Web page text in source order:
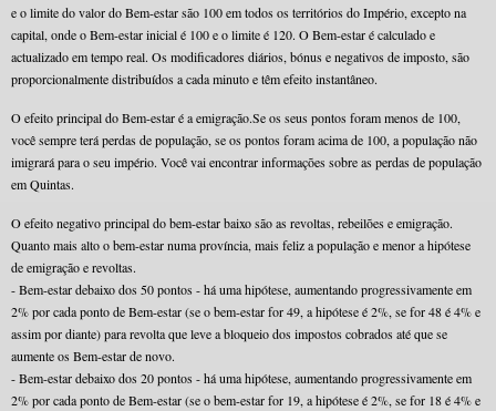
e o limite do valor do Bem-estar são 100 em todos os territórios do Império, excepto na
capital, onde o Bem-estar inicial é 100 e o limite é 120. O Bem-estar é calculado e
actualizado em tempo real. Os modificadores diários, bónus e negativos de imposto, são
proporcionalmente distribuídos a cada minuto e têm efeito instantâneo.
O efeito principal do Bem-estar é a emigração.Se os seus pontos foram menos de 100,
você sempre terá perdas de população, se os pontos foram acima de 100, a população não
imigrará para o seu império. Você vai encontrar informações sobre as perdas de população
em Quintas.
O efeito negativo principal do bem-estar baixo são as revoltas, rebeilões e emigração.
Quanto mais alto o bem-estar numa província, mais feliz a população e menor a hipótese
de emigração e revoltas.
- Bem-estar debaixo dos 50 pontos - há uma hipótese, aumentando progressivamente em
2% por cada ponto de Bem-estar (se o bem-estar for 49, a hipótese é 2%, se for 48 é 4% e
assim por diante) para revolta que leve a bloqueio dos impostos cobrados até que se
aumente os Bem-estar de novo.
- Bem-estar debaixo dos 20 pontos - há uma hipótese, aumentando progressivamente em
2% por cada ponto de Bem-estar (se o bem-estar for 19, a hipótese é 2%, se for 18 é 4% e